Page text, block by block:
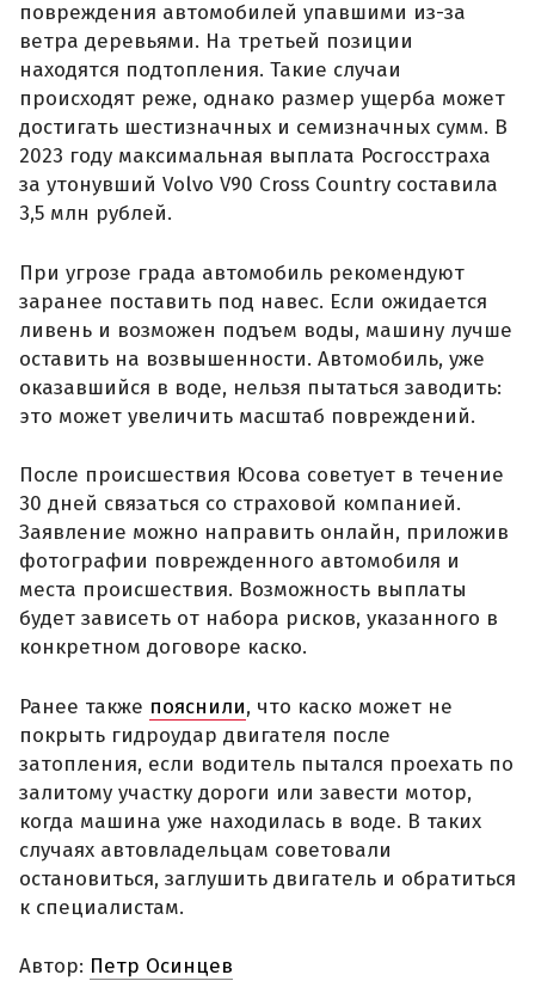
повреждения автомобилей упавшими из-за
ветра деревьями. На третьей позиции
находятся подтопления. Такие случаи
происходят реже, однако размер ущерба может
достигать шестизначных и семизначных сумм. В
2023 году максимальная выплата Росгосстраха
за утонувший Volvo V90 Cross Country составила
3,5 млн рублей.
При угрозе града автомобиль рекомендуют
заранее поставить под навес. Если ожидается
ливень и возможен подъем воды, машину лучше
оставить на возвышенности. Автомобиль, уже
оказавшийся в воде, нельзя пытаться заводить:
это может увеличить масштаб повреждений.
После происшествия Юсова советует в течение
30 дней связаться со страховой компанией.
Заявление можно направить онлайн, приложив
фотографии поврежденного автомобиля и
места происшествия. Возможность выплаты
будет зависеть от набора рисков, указанного в
конкретном договоре каско.
Ранее также пояснили, что каско может не
покрыть гидроудар двигателя после
затопления, если водитель пытался проехать по
залитому участку дороги или завести мотор,
когда машина уже находилась в воде. В таких
случаях автовладельцам советовали
остановиться, заглушить двигатель и обратиться
к специалистам.
Автор: Петр Осинцев